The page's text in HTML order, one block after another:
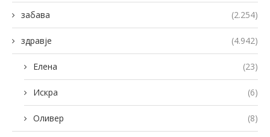
забава (2.254)
здравје (4.942)
Елена (23)
Искра (6)
Оливер (8)